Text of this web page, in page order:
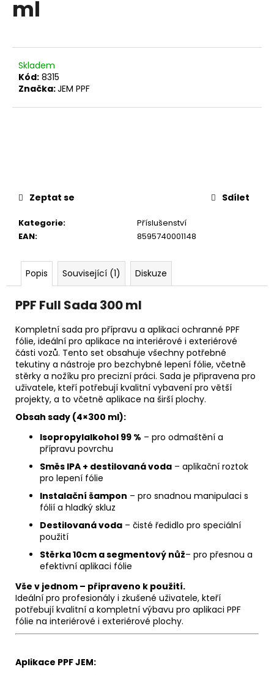
ml
Skladem
Kód: 8315
Značka:JEM PPF
Kategorie:
Příslušenství
EAN: 8595740001148
Zeptat se Sdílet
Popis Související (1) Diskuze
PPF Full Sada 300 ml
Kompletní sada pro přípravu a aplikaci ochranné PPF
fólie, ideální pro aplikace na interiérové i exteriérové
části vozů. Tento set obsahuje všechny potřebné
tekutiny a nástroje pro bezchybné lepení fólie, včetně
stěrky a nožíku pro precizní práci. Sada je připravena pro
uživatele, kteří potřebují kvalitní vybavení pro větší
projekty, a to včetně aplikace na širší plochy.
Obsah sady (4×300 ml):
Isopropylalkohol 99 % – pro odmaštění a
přípravu povrchu
Směs IPA + destilovaná voda – aplikační roztok
pro lepení fólie
Instalační šampon – pro snadnou manipulaci s
fólií a hladký skluz
Destilovaná voda – čisté ředidlo pro speciální
použití
Stěrka 10cm a segmentový nůž– pro přesnou a
efektivní aplikaci fólie
Vše v jednom – připraveno k použití.
Ideální pro profesionály i zkušené uživatele, kteří
potřebují kvalitní a kompletní výbavu pro aplikaci PPF
fólie na interiérové i exteriérové plochy.
Aplikace PPF JEM:
a
í
?
D
p
o
u
m
e